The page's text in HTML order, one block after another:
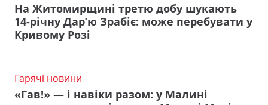
На Житомирщині третю добу шукають
14-річну Дар’ю Зрабіє: може перебувати у
Кривому Розі
Гарячі новини
«Гав!» — і навіки разом: у Малині